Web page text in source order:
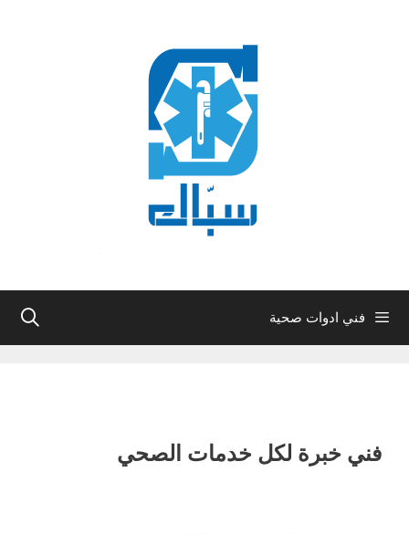
فني ادوات صحية
فني خبرة لكل خدمات الصحي